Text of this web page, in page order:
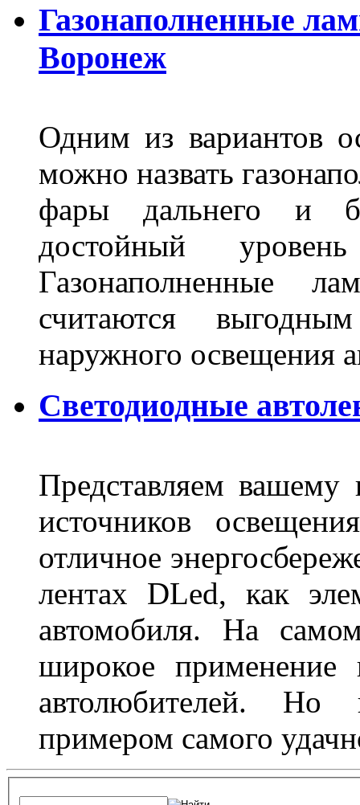
Газонаполненные
Воронеж
Одним из вариантов
можно назвать
фары дальнего и
достойный
Газонаполненные
считаются
наружного освещения
Светодиодные
Представляем
источников
отличное
лентах DLed, как
автомобиля. На
широкое
автолюбителей. Но
примером самого